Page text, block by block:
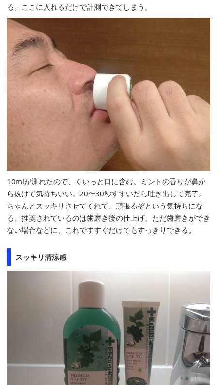
る。ここに入れるだけで計測できてしまう。
10mlが測れたので、くいっと口に含む。ミントの香りが鼻か
ら抜けて気持ちいい。20〜30秒すすいだら吐き出して完了。
ちゃんとスッキリさせてくれて、頑張るぞという気持ちにな
る。推奨されているのは歯磨き後の仕上げ。ただ歯磨きができ
ない場合などに、これですすぐだけでもすっきりできる。
スッキリ清涼感